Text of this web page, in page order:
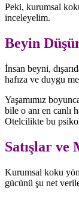
Peki, kurumsal
inceleyelim.
Beyin
İnsan beyni,
hafıza ve duygu
Yaşamımız
bile o anı en
Otelcilikte bu
Satışlar ve
Kurumsal koku
gücünü şu net